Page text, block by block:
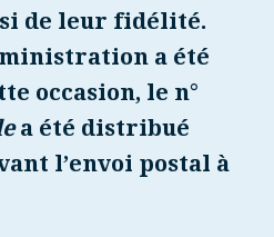
de leur fidélité.
a été
occasion, le n°
a été distribué
l’envoi postal à